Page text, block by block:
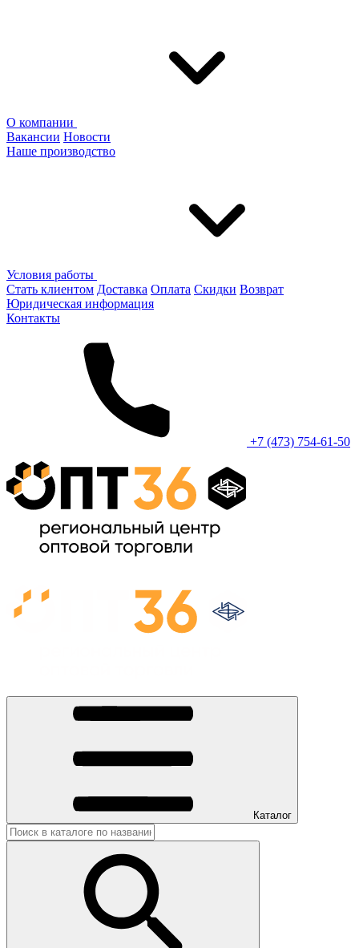
О компании
Вакансии Новости
Наше производство
Условия работы
Стать клиентом Доставка Оплата Скидки Возврат
Юридическая информация
Контакты
+7 (473) 754-61-50
Каталог